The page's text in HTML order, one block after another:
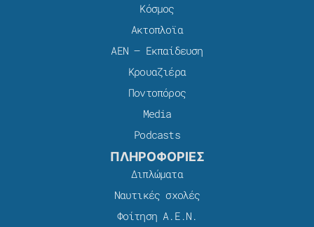
Κόσμος
Ακτοπλοϊα
ΑΕΝ – Εκπαίδευση
Κρουαζιέρα
Ποντοπόρος
Media
Podcasts
ΠΛΗΡΟΦΟΡΙΕΣ
Διπλώματα
Ναυτικές σχολές
Φοίτηση Α.Ε.Ν.